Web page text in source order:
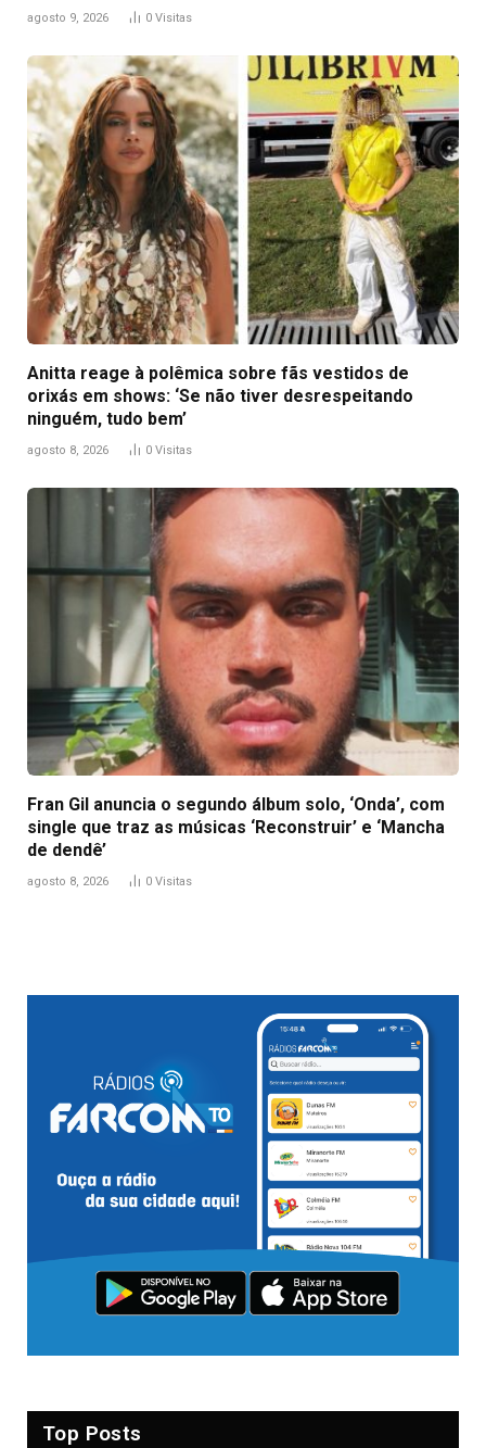
agosto 9, 2026 0 Visitas
Anitta reage à polêmica sobre fãs vestidos de
orixás em shows: ‘Se não tiver desrespeitando
ninguém, tudo bem’
agosto 8, 2026 0 Visitas
Fran Gil anuncia o segundo álbum solo, ‘Onda’, com
single que traz as músicas ‘Reconstruir’ e ‘Mancha
de dendê’
agosto 8, 2026 0 Visitas
Top Posts